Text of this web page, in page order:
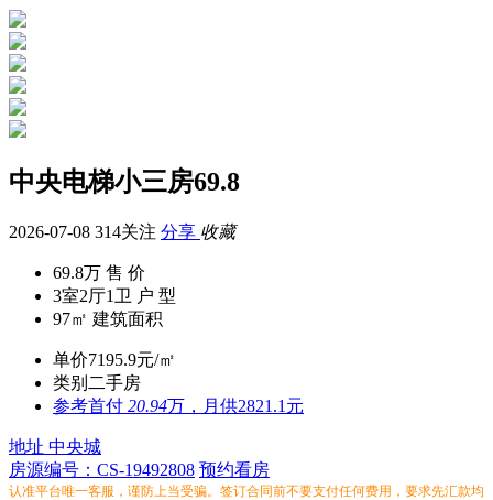
中央电梯小三房69.8
2026-07-08 314关注 分享 收藏
69.8万 售 价
3室2厅1卫 户 型
97㎡ 建筑面积
单价7195.9元/㎡
类别 二手房
参考首付 20.94万，月供2821.1元
地址 中央城
房源编号：CS-19492808 预约看房
认准平台唯一客服，谨防上当受骗。签订合同前不要支付任何费用，要求先汇款均